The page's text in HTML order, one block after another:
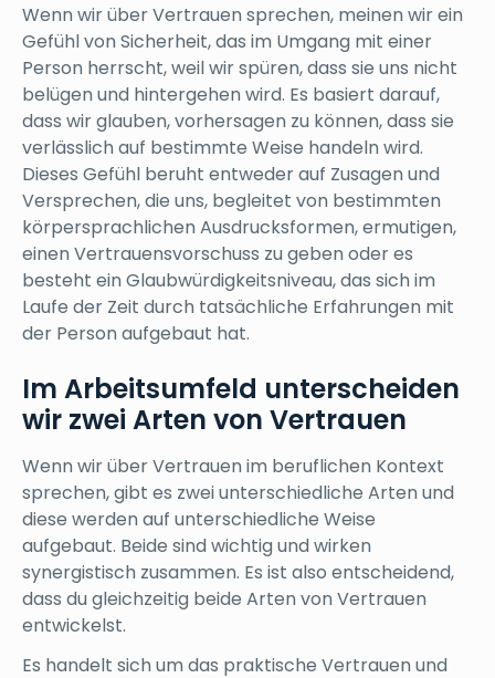
Wenn wir über Vertrauen sprechen, meinen wir ein
Gefühl von Sicherheit, das im Umgang mit einer
Person herrscht, weil wir spüren, dass sie uns nicht
belügen und hintergehen wird. Es basiert darauf,
dass wir glauben, vorhersagen zu können, dass sie
verlässlich auf bestimmte Weise handeln wird.
Dieses Gefühl beruht entweder auf Zusagen und
Versprechen, die uns, begleitet von bestimmten
körpersprachlichen Ausdrucksformen, ermutigen,
einen Vertrauensvorschuss zu geben oder es
besteht ein Glaubwürdigkeitsniveau, das sich im
Laufe der Zeit durch tatsächliche Erfahrungen mit
der Person aufgebaut hat.
Im Arbeitsumfeld unterscheiden
wir zwei Arten von Vertrauen
Wenn wir über Vertrauen im beruflichen Kontext
sprechen, gibt es zwei unterschiedliche Arten und
diese werden auf unterschiedliche Weise
aufgebaut. Beide sind wichtig und wirken
synergistisch zusammen. Es ist also entscheidend,
dass du gleichzeitig beide Arten von Vertrauen
entwickelst.
Es handelt sich um das praktische Vertrauen und